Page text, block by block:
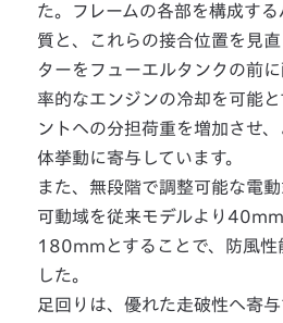
た。フレームの各部を構成す
質と、これらの接合位置を見
ターをフューエルタンクの前
率的なエンジンの冷却を可能
ントへの分担荷重を増加させ
体挙動に寄与しています。
また、無段階で調整可能な電
可動域を従来モデルより
180mmとすることで、防風性
した。
足回りは、優れた走破性へ寄